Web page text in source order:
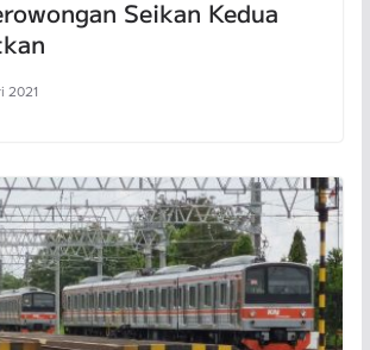
Seikan Kedua
2021